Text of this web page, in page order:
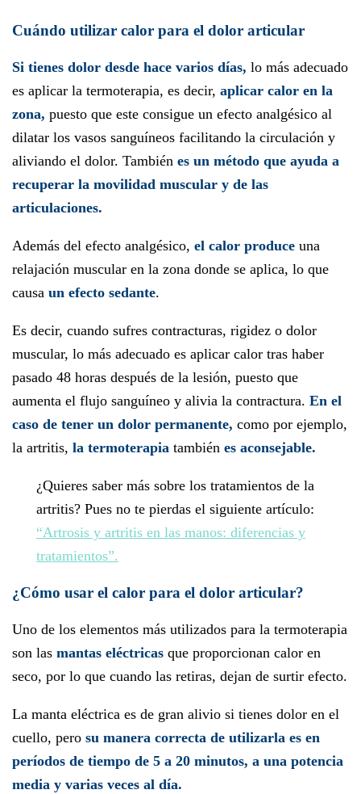
Cuándo utilizar calor para el dolor articular
Si tienes dolor desde hace varios días, lo más adecuado
es aplicar la termoterapia, es decir, aplicar calor en la
zona, puesto que este consigue un efecto analgésico al
dilatar los vasos sanguíneos facilitando la circulación y
aliviando el dolor. También es un método que ayuda a
recuperar la movilidad muscular y de las
articulaciones.
Además del efecto analgésico, el calor produce una
relajación muscular en la zona donde se aplica, lo que
causa un efecto sedante.
Es decir, cuando sufres contracturas, rigidez o dolor
muscular, lo más adecuado es aplicar calor tras haber
pasado 48 horas después de la lesión, puesto que
aumenta el flujo sanguíneo y alivia la contractura. En el
caso de tener un dolor permanente, como por ejemplo,
la artritis, la termoterapia también es aconsejable.
¿Quieres saber más sobre los tratamientos de la
artritis? Pues no te pierdas el siguiente artículo:
“Artrosis y artritis en las manos: diferencias y
tratamientos”.
¿Cómo usar el calor para el dolor articular?
Uno de los elementos más utilizados para la termoterapia
son las mantas eléctricas que proporcionan calor en
seco, por lo que cuando las retiras, dejan de surtir efecto.
La manta eléctrica es de gran alivio si tienes dolor en el
cuello, pero su manera correcta de utilizarla es en
períodos de tiempo de 5 a 20 minutos, a una potencia
media y varias veces al día.